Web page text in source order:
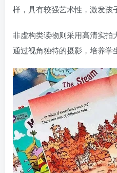
样，具有较强艺术性，激发孩
非虚构类读物则采用高清实拍
通过视角独特的摄影，培养学